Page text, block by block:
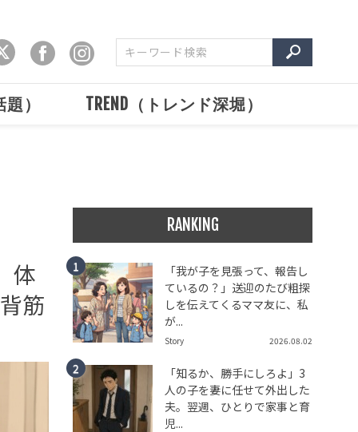
） TREND（トレンド深堀）
体
筋
RANKING
「我が子を見張って、報告し
ているの？」送迎のたび粗探
しを伝えてくるママ友に、私
が...
Story 2026.08.02
「知るか、勝手にしろよ」3
人の子を妻に任せて外出した
夫。翌週、ひとりで家事と育
児...